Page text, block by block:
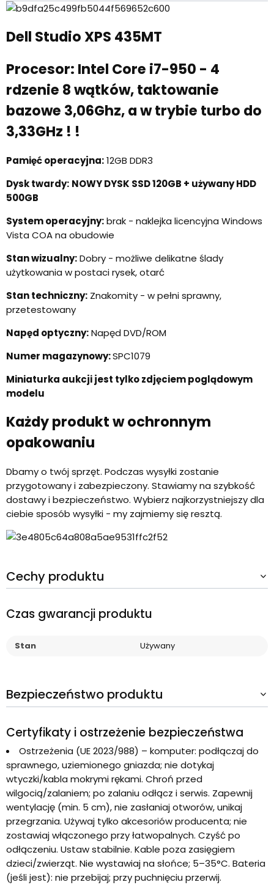
Dell Studio XPS 435MT
Procesor: Intel Core i7-950 - 4
rdzenie 8 wątków, taktowanie
bazowe 3,06Ghz, a w trybie turbo do
3,33GHz ! !
Pamięć operacyjna:12GB DDR3
Dysk twardy: NOWY DYSK SSD 120GB + używany HDD
500GB
System operacyjny:brak - naklejka licencyjna Windows
Vista COA na obudowie
Stan wizualny:Dobry - możliwe delikatne ślady
użytkowania w postaci rysek, otarć
Stan techniczny: Znakomity - w pełni sprawny,
przetestowany
Napęd optyczny:Napęd DVD/ROM
Numer magazynowy:SPC1079
Miniaturka aukcji jest tylko zdjęciem poglądowym
modelu
Każdy produkt w ochronnym
opakowaniu
Dbamy o twój sprzęt. Podczas wysyłki zostanie
przygotowany i zabezpieczony. Stawiamy na szybkość
dostawy i bezpieczeństwo. Wybierz najkorzystniejszy dla
ciebie sposób wysyłki - my zajmiemy się resztą.
Cechy produktu
Czas gwarancji produktu
Stan Używany
Bezpieczeństwo produktu
Certyfikaty i ostrzeżenie bezpieczeństwa
Ostrzeżenia (UE 2023/988) – komputer: podłączaj do
sprawnego, uziemionego gniazda; nie dotykaj
wtyczki/kabla mokrymi rękami. Chroń przed
wilgocią/zalaniem; po zalaniu odłącz i serwis. Zapewnij
wentylację (min. 5 cm), nie zasłaniaj otworów, unikaj
przegrzania. Używaj tylko akcesoriów producenta; nie
zostawiaj włączonego przy łatwopalnych. Czyść po
odłączeniu. Ustaw stabilnie. Kable poza zasięgiem
dzieci/zwierząt. Nie wystawiaj na słońce; 5–35°C. Bateria
(jeśli jest): nie przebijaj; przy puchnięciu przerwij.